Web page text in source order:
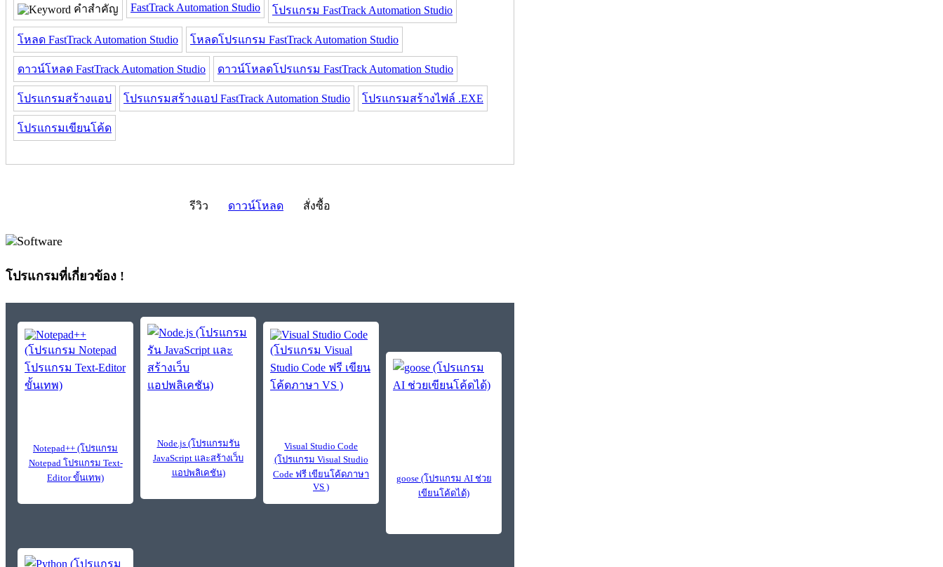
คำสำคัญ FastTrack Automation Studio โปรแกรม FastTrack Automation Studio
โหลด FastTrack Automation Studio โหลดโปรแกรม FastTrack Automation Studio
ดาวน์โหลด FastTrack Automation Studio ดาวน์โหลดโปรแกรม FastTrack Automation Studio
โปรแกรมสร้างแอป โปรแกรมสร้างแอป FastTrack Automation Studio โปรแกรมสร้างไฟล์ .EXE
โปรแกรมเขียนโค้ด
รีวิว ดาวน์โหลด สั่งซื้อ
โปรแกรมที่เกี่ยวข้อง !
Notepad++ (โปรแกรม
Notepad โปรแกรม Text-
Editor ขั้นเทพ)
Node.js (โปรแกรมรัน
JavaScript และสร้างเว็บ
แอปพลิเคชัน)
Visual Studio Code
(โปรแกรม Visual Studio
Code ฟรี เขียนโค้ดภาษา
VS )
goose (โปรแกรม AI ช่วย
เขียนโค้ดได้)